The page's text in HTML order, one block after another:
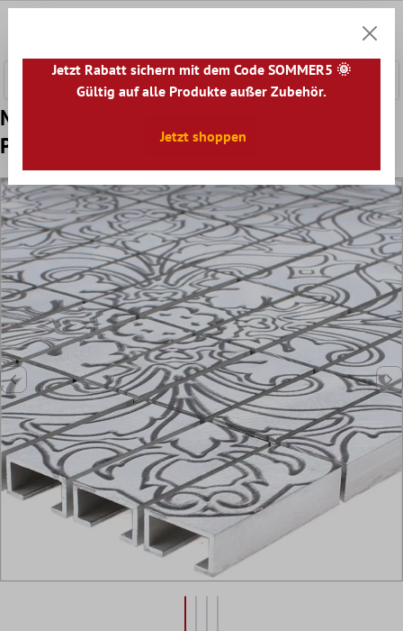
Muster von Mosaikfliesen Aluminium
Profitis Silber
Jetzt Rabatt sichern mit dem Code SOMMER5 🌞
Gültig auf alle Produkte außer Zubehör.
Jetzt shoppen